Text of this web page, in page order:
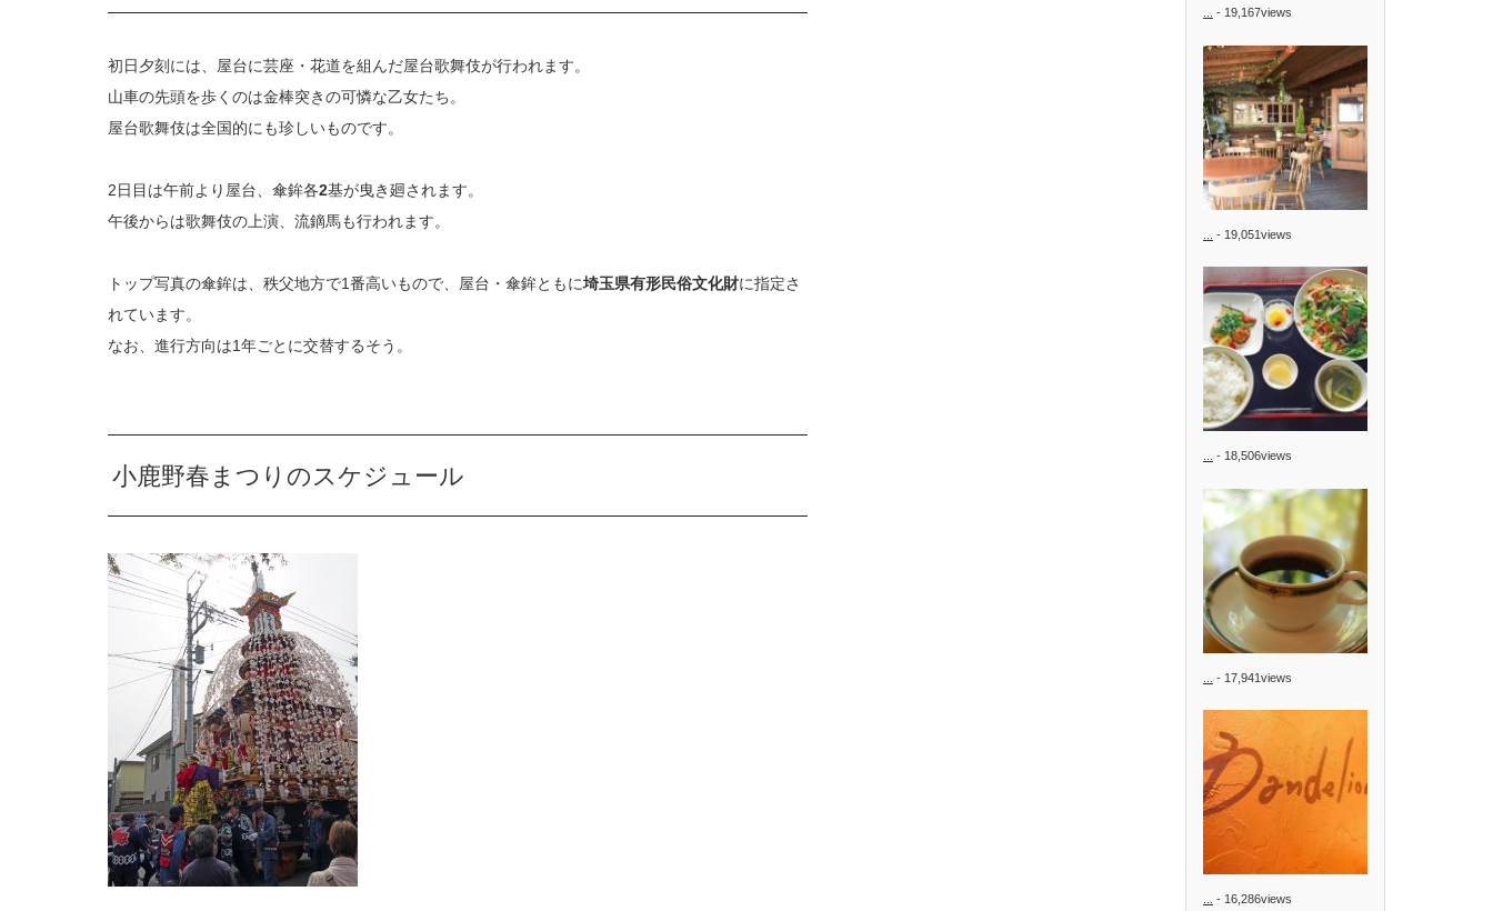
初日夕刻には、屋台に芸座・花道を組んだ屋台歌舞伎が行われます。
山車の先頭を歩くのは金棒突きの可憐な乙女たち。
屋台歌舞伎は全国的にも珍しいものです。
2日目は午前より屋台、傘鉾各2基が曳き廻されます。
午後からは歌舞伎の上演、流鏑馬も行われます。
トップ写真の傘鉾は、秩父地方で1番高いもので、屋台・傘鉾ともに埼玉県有形民俗文化財に指定さ
れています。
なお、進行方向は1年ごとに交替するそう。
小鹿野春まつりのスケジュール
- 19,167views
- 19,051views
- 18,506views
- 17,941views
- 16,286views